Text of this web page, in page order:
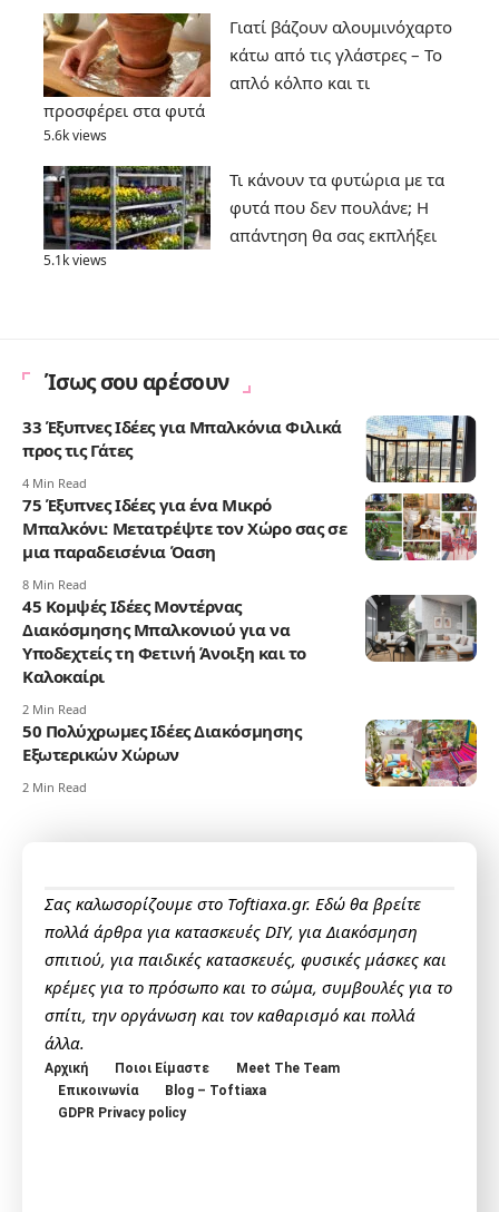
Γιατί βάζουν αλουμινόχαρτο
κάτω από τις γλάστρες – Το
απλό κόλπο και τι
προσφέρει στα φυτά
5.6k views
Τι κάνουν τα φυτώρια με τα
φυτά που δεν πουλάνε; Η
απάντηση θα σας εκπλήξει
5.1k views
Ίσως σου αρέσουν
33 Έξυπνες Ιδέες για Μπαλκόνια Φιλικά
προς τις Γάτες
4 Min Read
75 Έξυπνες Ιδέες για ένα Μικρό
Μπαλκόνι: Μετατρέψτε τον Χώρο σας σε
μια παραδεισένια Όαση
8 Min Read
45 Κομψές Ιδέες Μοντέρνας
Διακόσμησης Μπαλκονιού για να
Υποδεχτείς τη Φετινή Άνοιξη και το
Καλοκαίρι
2 Min Read
50 Πολύχρωμες Ιδέες Διακόσμησης
Εξωτερικών Χώρων
2 Min Read
Σας καλωσορίζουμε στο Toftiaxa.gr. Εδώ θα βρείτε
πολλά άρθρα για κατασκευές DIY, για Διακόσμηση
σπιτιού, για παιδικές κατασκευές, φυσικές μάσκες και
κρέμες για το πρόσωπο και το σώμα, συμβουλές για το
σπίτι, την οργάνωση και τον καθαρισμό και πολλά
άλλα.
Αρχική Ποιοι Είμαστε
Meet The Team
Επικοινωνία
Blog – Toftiaxa
GDPR Privacy policy